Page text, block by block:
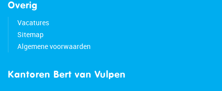
Overig
Vacatures
Sitemap
Algemene voorwaarden
Kantoren Bert van Vulpen